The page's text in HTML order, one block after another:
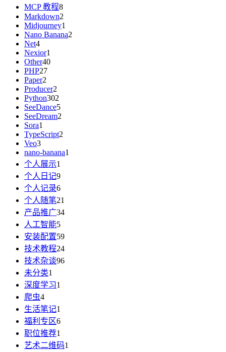
MCP 教程8
Markdown2
Midjourney1
Nano Banana2
Net4
Nexior1
Other40
PHP27
Paper2
Producer2
Python302
SeeDance5
SeeDream2
Sora1
TypeScript2
Veo3
nano-banana1
个人展示1
个人日记9
个人记录6
个人随笔21
产品推广34
人工智能5
安装配置59
技术教程24
技术杂谈96
未分类1
深度学习1
爬虫4
生活笔记1
福利专区6
职位推荐1
艺术二维码1